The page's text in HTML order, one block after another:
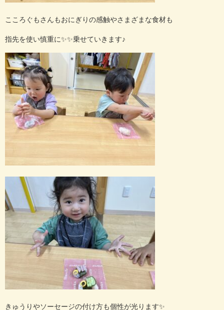
こころぐもさんもおにぎりの感触やさまざまな食材も
指先を使い慎重に✨✨乗せていきます♪
きゅうりやソーセージの付け方も個性が光ります✨